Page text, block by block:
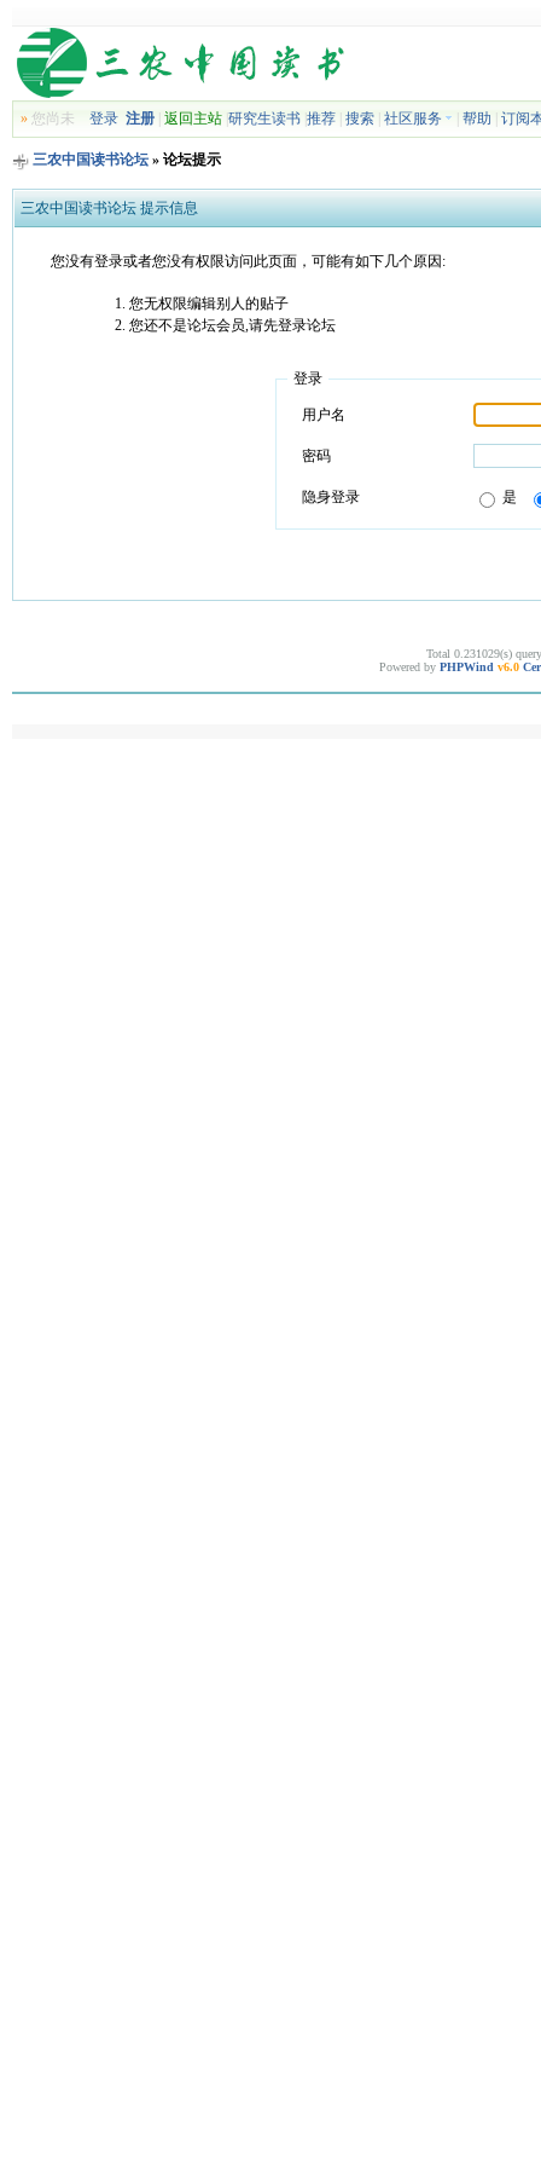
»您尚未 登录 注册| 返回主站| 研究生读书| 推荐| 搜索| 社区服务 帮助 订阅
三农中国读书论坛» 论坛提示
三农中国读书论坛 提示信息
您没有登录或者您没有权限访问此页面，可能有如下几个原因:
您无权限编辑别人的贴子
您还不是论坛会员,请先登录论坛
登录
用户名
密码
隐身登录 是
Total 0.231029(s)
Powered by PHPWind v6.0